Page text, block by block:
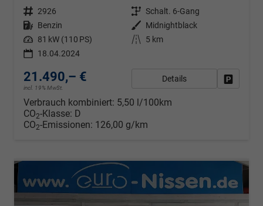
Fahrzeugnr. 2926 Getriebe Schalt. 6-Gang
Kraftstoff Benzin Außenfarbe
Midnightblack
Leistung 81 kW (110 PS) Kilometerstand
5 km
18.04.2024
21.490,– €
incl. 19% MwSt.
Details
Verbrauch kombiniert: 5,50 l/100km
CO2-Klasse: D
CO2-Emissionen: 126,00 g/km